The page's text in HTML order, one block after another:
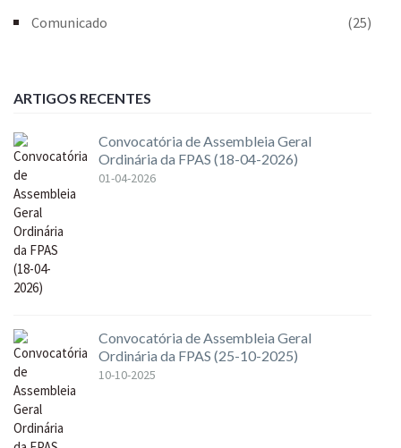
Comunicado
(25)
ARTIGOS RECENTES
Convocatória de Assembleia Geral
Ordinária da FPAS (18-04-2026)
01-04-2026
Convocatória de Assembleia Geral
Ordinária da FPAS (25-10-2025)
10-10-2025